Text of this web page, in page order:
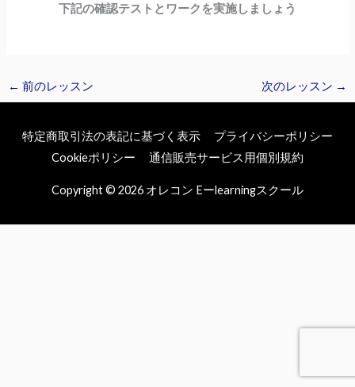
下記の確認テストとワークを実施しましょう
← 前のレッスン 次のレッスン →
特定商取引法の表記に基づく表示
プライバシーポリシー
Cookieポリシー
通信販売サービス用個別規約
Copyright © 2026 オレコン Eーlearningスクール